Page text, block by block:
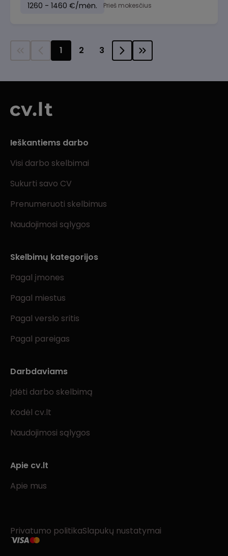
1260 - 1460 €/mėn. Prieš mokesčius
1 2 3
Ieškantiems darbo
Visi darbo skelbimai
Sukurti savo CV
Prenumeruoti skelbimus
Naudojimosi sąlygos
Skelbimų kategorijos
Pagal įmones
Pagal miestus
Pagal verslo sritis
Pagal pareigas
Darbdaviams
Įdėti darbo skelbimą
Kodėl cv.lt
Naudojimosi sąlygos
Apie cv.lt
Apie mus
Privatumo politikaSlapukų nustatymai